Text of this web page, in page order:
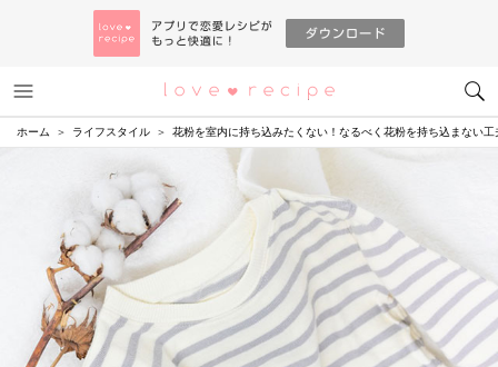
恋愛レシピ
ホーム ライフスタイル 花粉を室内に持ち込みたくない！なるべく花粉を持ち込まない工